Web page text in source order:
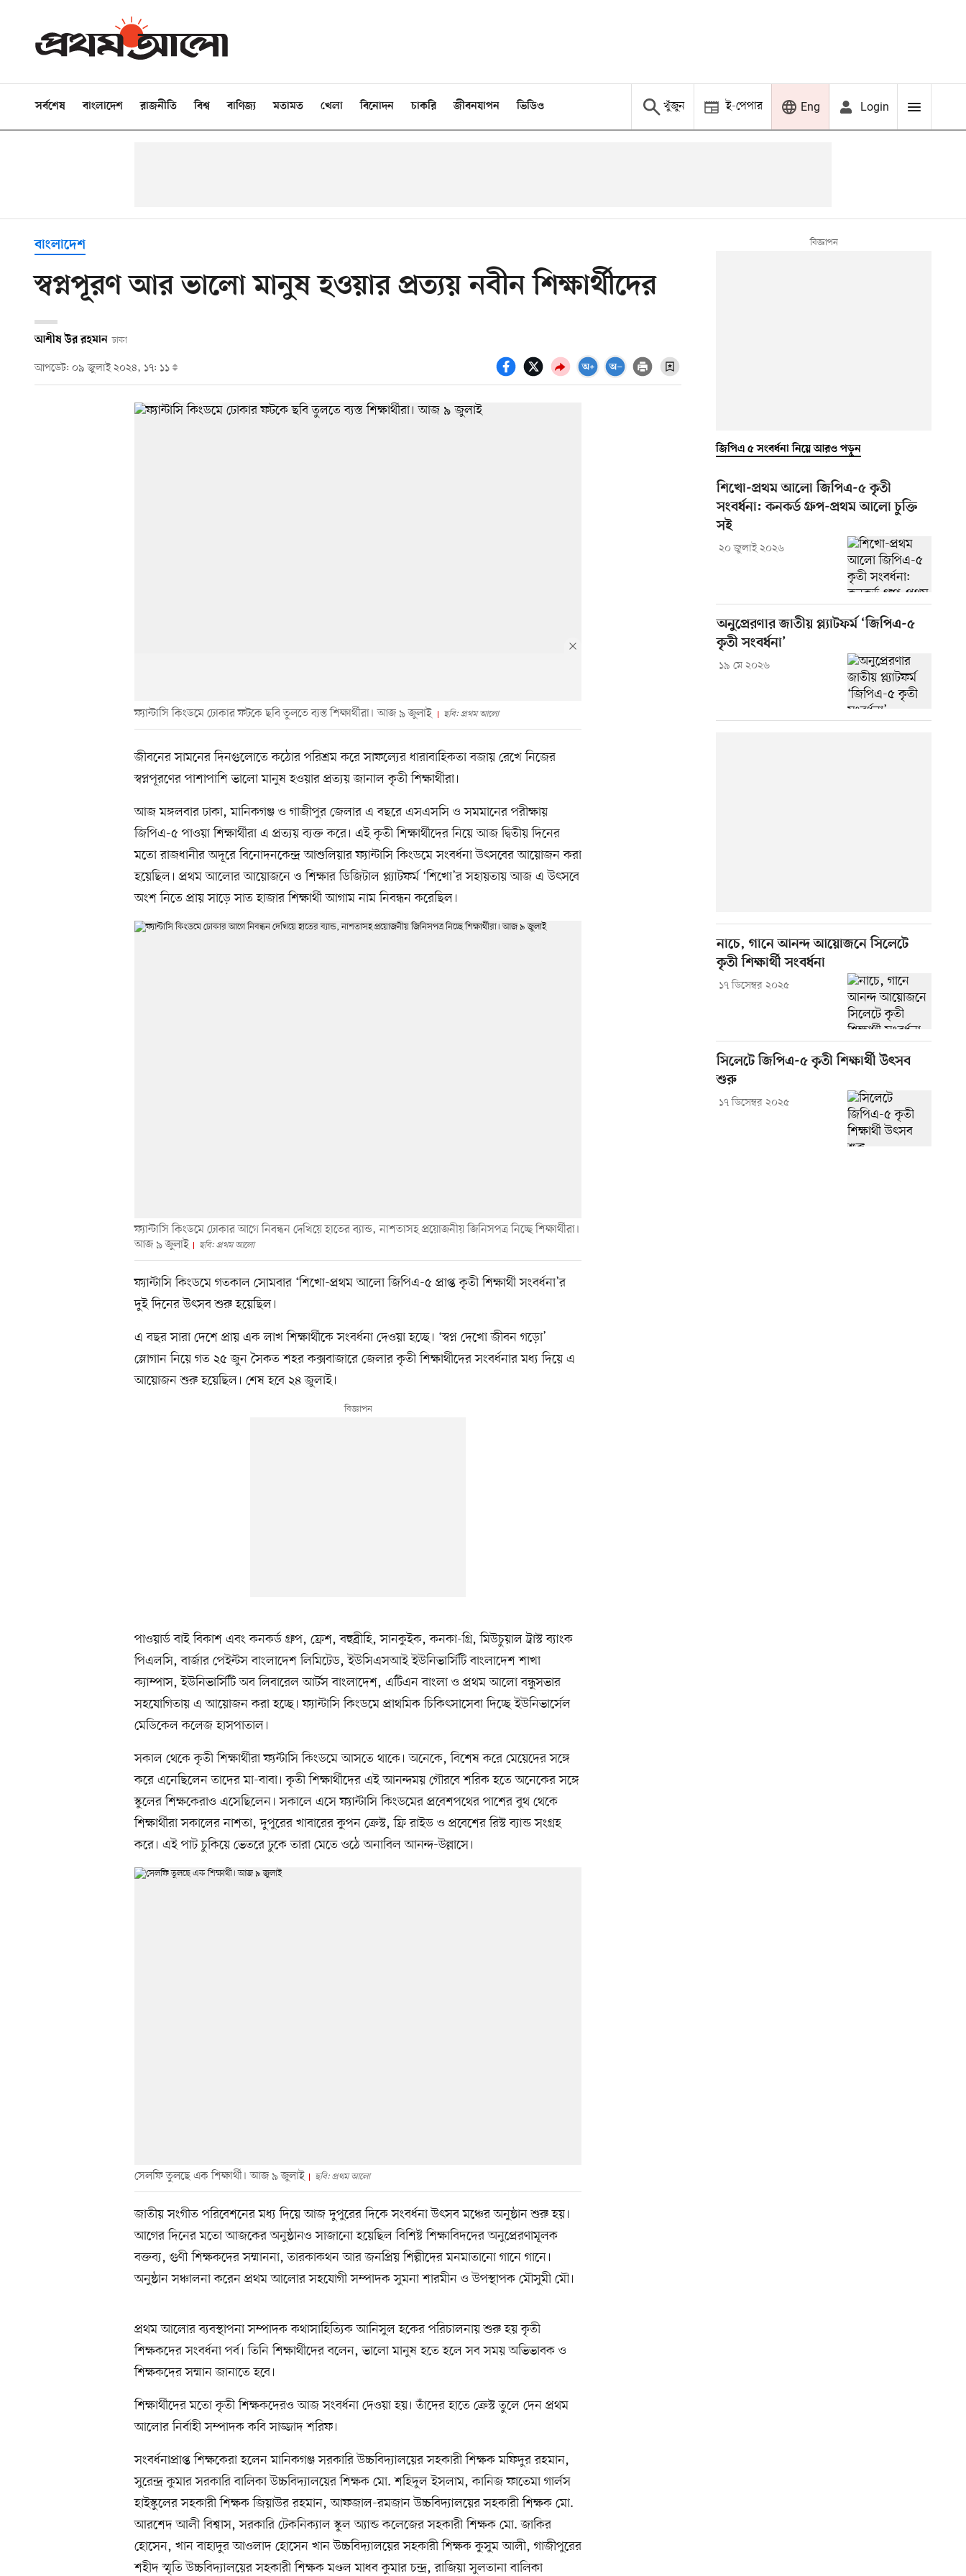
সর্বশেষ বাংলাদেশ রাজনীতি বিশ্ব বাণিজ্য মতামত খেলা বিনোদন চাকরি জীবনযাপন ভিডিও খুঁজুন ই-পেপার Eng Login
বাংলাদেশ
স্বপ্নপূরণ আর ভালো মানুষ হওয়ার প্রত্যয় নবীন শিক্ষার্থীদের
আশীষ উর রহমান ঢাকা
আপডেট: ০৯ জুলাই ২০২৪, ১৭: ১১
ফ্যান্টাসি কিংডমে ঢোকার ফটকে ছবি তুলতে ব্যস্ত শিক্ষার্থীরা। আজ ৯ জুলাই ছবি: প্রথম আলো
জীবনের সামনের দিনগুলোতে কঠোর পরিশ্রম করে সাফল্যের ধারাবাহিকতা বজায় রেখে নিজের
স্বপ্নপূরণের পাশাপাশি ভালো মানুষ হওয়ার প্রত্যয় জানাল কৃতী শিক্ষার্থীরা।
আজ মঙ্গলবার ঢাকা, মানিকগঞ্জ ও গাজীপুর জেলার এ বছরে এসএসসি ও সমমানের পরীক্ষায়
জিপিএ-৫ পাওয়া শিক্ষার্থীরা এ প্রত্যয় ব্যক্ত করে। এই কৃতী শিক্ষার্থীদের নিয়ে আজ দ্বিতীয় দিনের
মতো রাজধানীর অদূরে বিনোদনকেন্দ্র আশুলিয়ার ফ্যান্টাসি কিংডমে সংবর্ধনা উৎসবের আয়োজন করা
হয়েছিল। প্রথম আলোর আয়োজনে ও শিক্ষার ডিজিটাল প্ল্যাটফর্ম ‘শিখো’র সহায়তায় আজ এ উৎসবে
অংশ নিতে প্রায় সাড়ে সাত হাজার শিক্ষার্থী আগাম নাম নিবন্ধন করেছিল।
ফ্যান্টাসি কিংডমে ঢোকার আগে নিবন্ধন দেখিয়ে হাতের ব্যান্ড, নাশতাসহ প্রয়োজনীয় জিনিসপত্র নিচ্ছে শিক্ষার্থীরা।
আজ ৯ জুলাই
ছবি: প্রথম আলো
ফ্যান্টাসি কিংডমে গতকাল সোমবার ‘শিখো-প্রথম আলো জিপিএ-৫ প্রাপ্ত কৃতী শিক্ষার্থী সংবর্ধনা’র
দুই দিনের উৎসব শুরু হয়েছিল।
এ বছর সারা দেশে প্রায় এক লাখ শিক্ষার্থীকে সংবর্ধনা দেওয়া হচ্ছে। ‘স্বপ্ন দেখো জীবন গড়ো’
স্লোগান নিয়ে গত ২৫ জুন সৈকত শহর কক্সবাজারে জেলার কৃতী শিক্ষার্থীদের সংবর্ধনার মধ্য দিয়ে এ
আয়োজন শুরু হয়েছিল। শেষ হবে ২৪ জুলাই।
পাওয়ার্ড বাই বিকাশ এবং কনকর্ড গ্রুপ, ফ্রেশ, বহুব্রীহি, সানকুইক, কনকা-গ্রি, মিউচুয়াল ট্রাস্ট ব্যাংক
পিএলসি, বার্জার পেইন্টস বাংলাদেশ লিমিটেড, ইউসিএসআই ইউনিভার্সিটি বাংলাদেশ শাখা
ক্যাম্পাস, ইউনিভার্সিটি অব লিবারেল আর্টস বাংলাদেশ, এটিএন বাংলা ও প্রথম আলো বন্ধুসভার
সহযোগিতায় এ আয়োজন করা হচ্ছে। ফ্যান্টাসি কিংডমে প্রাথমিক চিকিৎসাসেবা দিচ্ছে ইউনিভার্সেল
মেডিকেল কলেজ হাসপাতাল।
সকাল থেকে কৃতী শিক্ষার্থীরা ফ্যন্টাসি কিংডমে আসতে থাকে। অনেকে, বিশেষ করে মেয়েদের সঙ্গে
করে এনেছিলেন তাদের মা-বাবা। কৃতী শিক্ষার্থীদের এই আনন্দময় গৌরবে শরিক হতে অনেকের সঙ্গে
স্কুলের শিক্ষকেরাও এসেছিলেন। সকালে এসে ফ্যান্টাসি কিংডমের প্রবেশপথের পাশের বুথ থেকে
শিক্ষার্থীরা সকালের নাশতা, দুপুরের খাবারের কুপন ক্রেস্ট, ফ্রি রাইড ও প্রবেশের রিস্ট ব্যান্ড সংগ্রহ
করে। এই পাট চুকিয়ে ভেতরে ঢুকে তারা মেতে ওঠে অনাবিল আনন্দ-উল্লাসে।
সেলফি তুলছে এক শিক্ষার্থী। আজ ৯ জুলাই ছবি: প্রথম আলো
জাতীয় সংগীত পরিবেশনের মধ্য দিয়ে আজ দুপুরের দিকে সংবর্ধনা উৎসব মঞ্চের অনুষ্ঠান শুরু হয়।
আগের দিনের মতো আজকের অনুষ্ঠানও সাজানো হয়েছিল বিশিষ্ট শিক্ষাবিদদের অনুপ্রেরণামূলক
বক্তব্য, গুণী শিক্ষকদের সম্মাননা, তারকাকথন আর জনপ্রিয় শিল্পীদের মনমাতানো গানে গানে।
অনুষ্ঠান সঞ্চালনা করেন প্রথম আলোর সহযোগী সম্পাদক সুমনা শারমীন ও উপস্থাপক মৌসুমী মৌ।
প্রথম আলোর ব্যবস্থাপনা সম্পাদক কথাসাহিত্যিক আনিসুল হকের পরিচালনায় শুরু হয় কৃতী
শিক্ষকদের সংবর্ধনা পর্ব। তিনি শিক্ষার্থীদের বলেন, ভালো মানুষ হতে হলে সব সময় অভিভাবক ও
শিক্ষকদের সম্মান জানাতে হবে।
শিক্ষার্থীদের মতো কৃতী শিক্ষকদেরও আজ সংবর্ধনা দেওয়া হয়। তাঁদের হাতে ক্রেস্ট তুলে দেন প্রথম
আলোর নির্বাহী সম্পাদক কবি সাজ্জাদ শরিফ।
সংবর্ধনাপ্রাপ্ত শিক্ষকেরা হলেন মানিকগঞ্জ সরকারি উচ্চবিদ্যালয়ের সহকারী শিক্ষক মফিদুর রহমান,
সুরেন্দ্র কুমার সরকারি বালিকা উচ্চবিদ্যালয়ের শিক্ষক মো. শহিদুল ইসলাম, কানিজ ফাতেমা গার্লস
হাইস্কুলের সহকারী শিক্ষক জিয়াউর রহমান, আফজাল-রমজান উচ্চবিদ্যালয়ের সহকারী শিক্ষক মো.
আরশেদ আলী বিশ্বাস, সরকারি টেকনিক্যাল স্কুল অ্যান্ড কলেজের সহকারী শিক্ষক মো. জাকির
হোসেন, খান বাহাদুর আওলাদ হোসেন খান উচ্চবিদ্যালয়ের সহকারী শিক্ষক কুসুম আলী, গাজীপুরের
শহীদ স্মৃতি উচ্চবিদ্যালয়ের সহকারী শিক্ষক মণ্ডল মাধব কুমার চন্দ্র, রাজিয়া সুলতানা বালিকা
জিপিএ ৫ সংবর্ধনা নিয়ে আরও পড়ুন
শিখো-প্রথম আলো জিপিএ-৫ কৃতী
সংবর্ধনা: কনকর্ড গ্রুপ-প্রথম আলো চুক্তি
সই
২০ জুলাই ২০২৬
অনুপ্রেরণার জাতীয় প্ল্যাটফর্ম ‘জিপিএ-৫
কৃতী সংবর্ধনা’
১৯ মে ২০২৬
নাচে, গানে আনন্দ আয়োজনে সিলেটে
কৃতী শিক্ষার্থী সংবর্ধনা
১৭ ডিসেম্বর ২০২৫
সিলেটে জিপিএ-৫ কৃতী শিক্ষার্থী উৎসব
শুরু
১৭ ডিসেম্বর ২০২৫